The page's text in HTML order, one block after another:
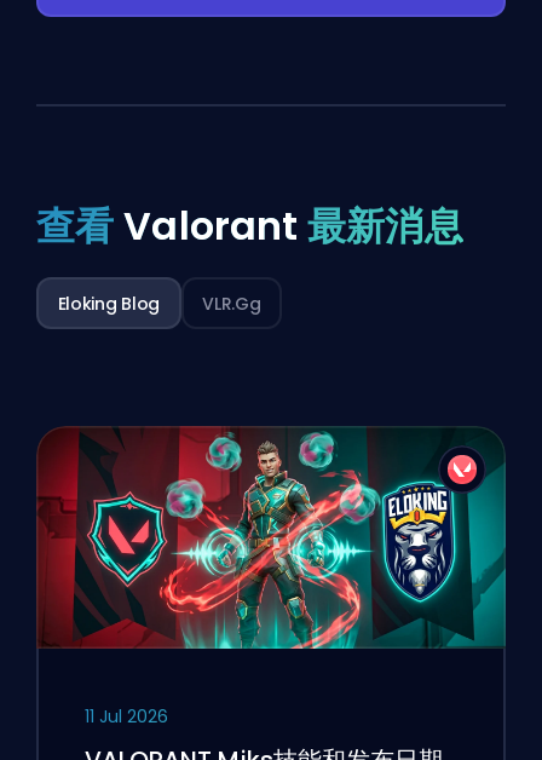
查看Valorant 最新消息
Eloking Blog VLR.gg
11 Jul 2026